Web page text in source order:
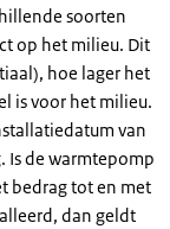
soorten
op het milieu. Dit
hoe lager het
is voor het milieu.
van
Is de warmtepomp
bedrag tot en met
dan geldt